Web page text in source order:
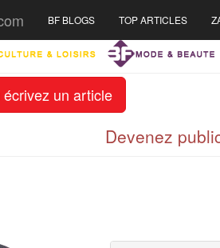
un article
BF BLOGS TOP ARTICLES
Devenez